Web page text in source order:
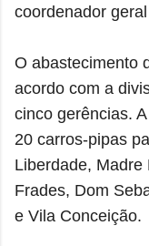
coordenador
O abastecimento
acordo com a
cinco gerências.
20 carros-pipas
Liberdade,
Frades, Dom
e Vila Conceição.